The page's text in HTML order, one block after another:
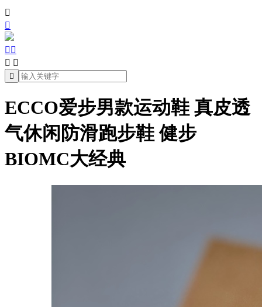


 
 

ECCO爱步男款运动鞋 真皮透
气休闲防滑跑步鞋 健步
BIOMC大经典